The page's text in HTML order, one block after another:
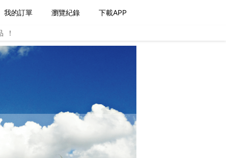
我的訂單 瀏覽紀錄 下載APP
！